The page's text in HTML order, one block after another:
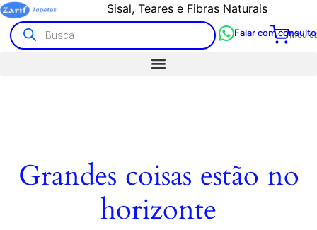
Sisal, Teares e Fibras Naturais
Meu
Falar com
Grandes coisas estão no
horizonte